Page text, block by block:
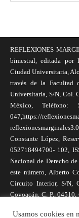
REFLEXIONES
bimestral, editada por
Ciudad Universitaria,
través de la Facultad
Universitaria, S/N, Col.
México, Teléfono:
047,https://
Constante López,
052718494700- 102,
Nacional de Derecho
este número, Alberto
Circuito Interior, S/N,
Coyoacán, C. P.,
Usamos cookies en